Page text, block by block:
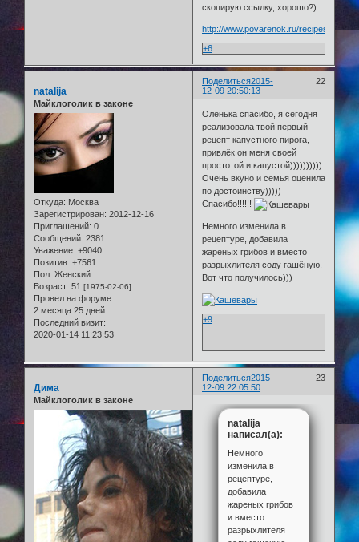
скопирую ссылку, хорошо?)
http://www.povarenok.ru/recipes/show/
+6
Поделиться 22
2015-
12-09 20:50:13
natalija
Майклоголик в законе
Откуда: Москва
Зарегистрирован: 2012-12-16
Приглашений: 0
Сообщений: 2381
Уважение: +9040
Позитив: +7561
Пол: Женский
Возраст: 51 [1975-02-06]
Провел на форуме:
2 месяца 25 дней
Последний визит:
2020-01-14 11:23:53
Оленька спасибо, я сегодня
реализовала твой первый
рецепт капустного пирога,
привлёк он меня своей
простотой и капустой))))))))))
Очень вкуно и семья оценила
по достоинству)))))
Спасибо!!!!!!
Немного изменила в
рецептуре, добавила
жареных грибов и вместо
разрыхлителя соду гашёную.
Вот что получилось)))
+9
Поделиться 23
2015-
12-09 22:05:50
Дима
Майклоголик в законе
natalija
написал(а):
Немного
изменила в
рецептуре,
добавила
жареных грибов
и вместо
разрыхлителя